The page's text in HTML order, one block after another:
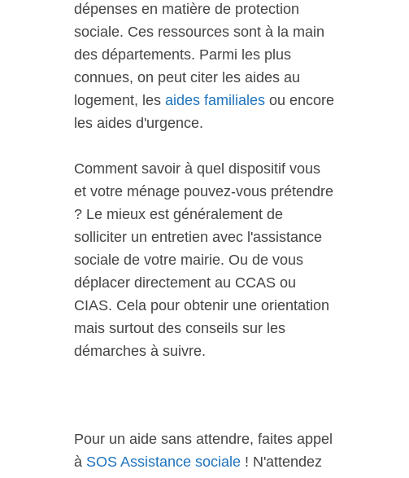
dépenses en matière de protection
sociale. Ces ressources sont à la main
des départements. Parmi les plus
connues, on peut citer les aides au
logement, les aides familiales ou encore
les aides d'urgence.
Comment savoir à quel dispositif vous
et votre ménage pouvez-vous prétendre
? Le mieux est généralement de
solliciter un entretien avec l'assistance
sociale de votre mairie. Ou de vous
déplacer directement au CCAS ou
CIAS. Cela pour obtenir une orientation
mais surtout des conseils sur les
démarches à suivre.
Pour un aide sans attendre, faites appel
à SOS Assistance sociale ! N'attendez